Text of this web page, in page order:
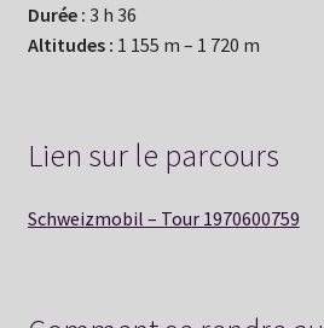
Durée : 3 h 36
Altitudes : 1 155 m – 1 720 m
Lien sur le parcours
Schweizmobil – Tour 1970600759